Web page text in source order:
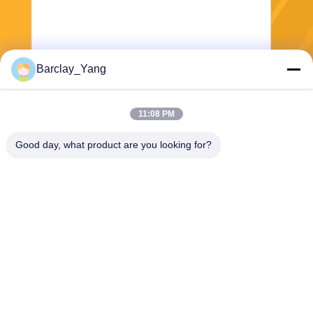
Barclay_Yang
11:08 PM
Good day, what product are you looking for?